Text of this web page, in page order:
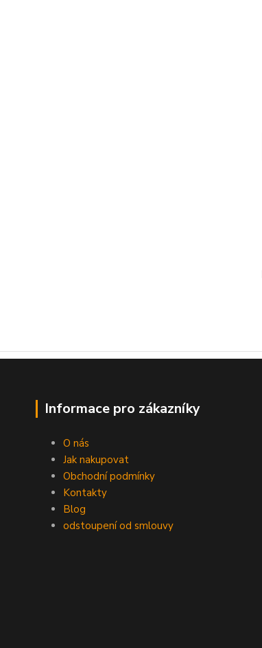
Informace pro zákazníky
O nás
Jak nakupovat
Obchodní podmínky
Kontakty
Blog
odstoupení od smlouvy